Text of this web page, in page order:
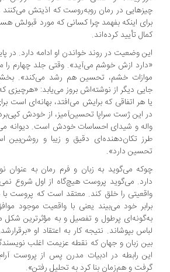
در رمان روبه‌روست که اذیتش می‌کنند و از
اینکه بفهمد چرا کسانی که مورد قبولش هستند،
تأیید کرده‌اند.
وضعیت در روند خواندن او ادامه دارد. در پایان
ازش خوشم می‌آید». وقتی جلد چهارم را
خشم، تحسین هم رشد می‌کند». بخشی از
دیگر از نوشته‌اش بروز می‌یابد: «هرچیزی که با
هر اتفاقی که برایش می‌افتد، بهانه‌ای است برای او
این ژست سراپا تحسین‌آمیز، از خودش کپی‌برداری
و شیدای احساسات خودش است. دیوانه می‌شود
تکان‌دهنده‌ای دقیق و زیبا و روشن‌بین
دارد».
می‌گوید به زبان و فرم رمان به عنوان
می‌گوید پروست هیچ‌گاه از اول شروع نمی‌کند
را خلق کند. معتقد است که پروست با همان
خود می‌بیند یعنی با واقعیت موجود موافق
پرطول و تفصیل و به مؤثرترین شکل
بپوشاند. نتیجه کار به اعتقاد او «برقرارشدن
زبان و جهان که نقطه عزیمت اغلب نویسندگان
رابطه در ادبیات مدرن پس از پروست آرام‌آرام
و هم‌زمان بنا کرد به تحلیل رفتن».